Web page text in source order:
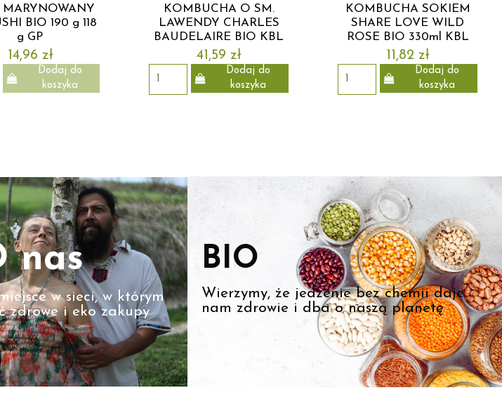
MARYNOWANY
BIO 190 g 118
g GP
14,96 zł
Dodaj do
koszyka
KOMBUCHA O SM.
LAWENDY CHARLES
BAUDELAIRE BIO KBL
41,59 zł
Dodaj do
koszyka
KOMBUCHA SOKIEM
SHARE LOVE WILD
ROSE BIO 330ml KBL
11,82 zł
Dodaj do
koszyka
nas
w sieci, w którym
zdrowe i eko zakupy
BIO
Wierzymy, że jedzenie bez chemii daje
nam zdrowie i dba o naszą planetę